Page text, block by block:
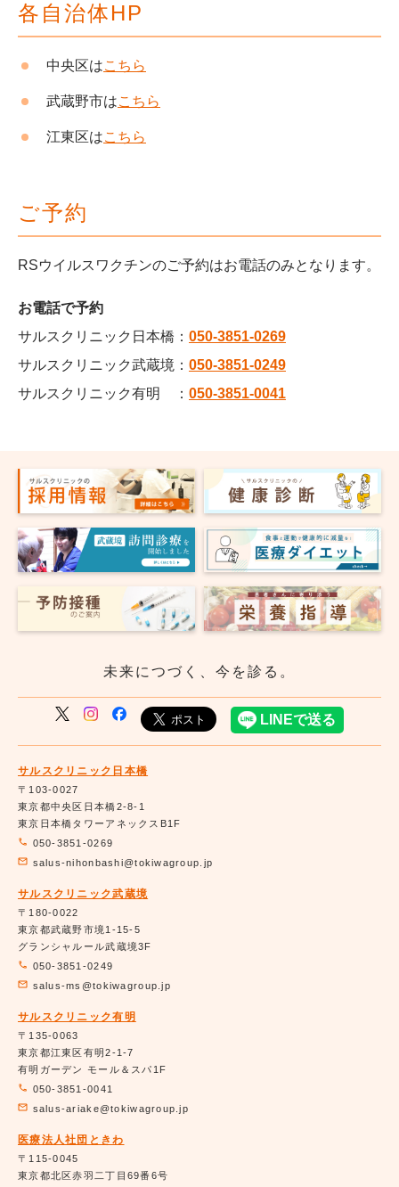
各自治体HP
中央区はこちら
武蔵野市はこちら
江東区はこちら
ご予約
RSウイルスワクチンのご予約はお電話のみとなります。
お電話で予約
サルスクリニック日本橋： 050-3851-0269
サルスクリニック武蔵境： 050-3851-0249
サルスクリニック有明 ： 050-3851-0041
未来につづく、今を診る。
サルスクリニック日本橋
〒103-0027
東京都中央区日本橋2-8-1
東京日本橋タワーアネックスB1F
050-3851-0269
salus-nihonbashi@tokiwagroup.jp
サルスクリニック武蔵境
〒180-0022
東京都武蔵野市境1-15-5
グランシャルール武蔵境3F
050-3851-0249
salus-ms@tokiwagroup.jp
サルスクリニック有明
〒135-0063
東京都江東区有明2-1-7
有明ガーデン モール＆スパ1F
050-3851-0041
salus-ariake@tokiwagroup.jp
医療法人社団ときわ
〒115-0045
東京都北区赤羽二丁目69番6号